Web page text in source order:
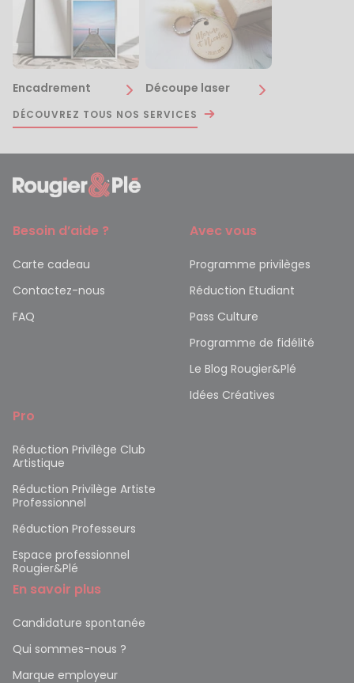
Encadrement Découpe laser
DÉCOUVREZ TOUS NOS SERVICES
Besoin d’aide ?
Carte cadeau
Contactez-nous
FAQ
Avec vous
Programme privilèges
Réduction Etudiant
Pass Culture
Programme de fidélité
Le Blog Rougier&Plé
Idées Créatives
Pro
Réduction Privilège Club
Artistique
Réduction Privilège Artiste
Professionnel
Réduction Professeurs
Espace professionnel
Rougier&Plé
En savoir plus
Candidature spontanée
Qui sommes-nous ?
Marque employeur